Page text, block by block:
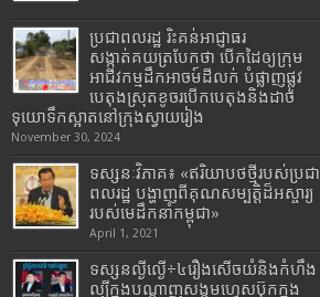
ប្រជាពលរដ្ឋ រិះគន់អាជ្ញាធរ
សង្កាត់គយត្របែកថា បើកដៃឲ្យក្រុម
អាជីវកម្មដឹកអាចម៍ដីលក់ បំផ្លាញផ្លូវ
បេតុងស្រុតខូចរបើកបេតុងនិងដាច់
ទុយោទឹកស្អាតនៅក្រុងស្វាយរៀង
November 30, 2024
ទស្សនៈវិភាគ៖ «ឥរិយាបថថ្មីរបស់ប្រជា
ពលរដ្ឋ បង្ហាញពីគុណសម្បត្តិដ៏អស្ចារ្យ
របស់មេដឹកនាំកម្ពុជា»
April 1, 2021
ទស្សនល្ងីល្ងើ÷៤រឿងសើចយំនិងកំហឹង
ល្បីក្នុងបណ្តាញសង្គមហ្វេសប៊ុកក្នុង